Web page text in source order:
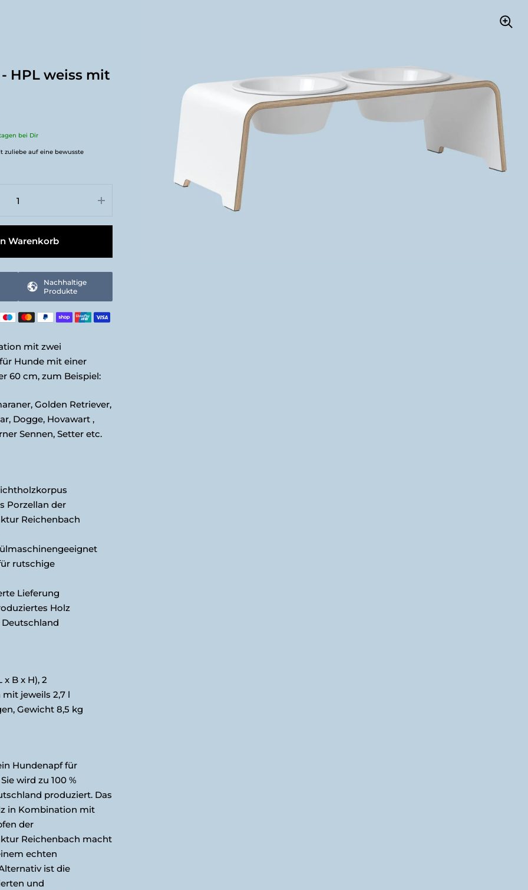
HPL weiss mit
bei Dir
zuliebe auf eine bewusste
Warenkorb
Nachhaltige
Produkte
mit zwei
Hunde mit einer
60 cm, zum Beispiel:
Golden Retriever,
Dogge, Hovawart ,
Sennen, Setter etc.
Porzellan der
Reichenbach
rutschige
Lieferung
Holz
x B x H), 2
jeweils 2,7 l
Gewicht 8,5 kg
Hundenapf für
wird zu 100 %
produziert. Das
in Kombination mit
der
Reichenbach macht
echten
ist die
und